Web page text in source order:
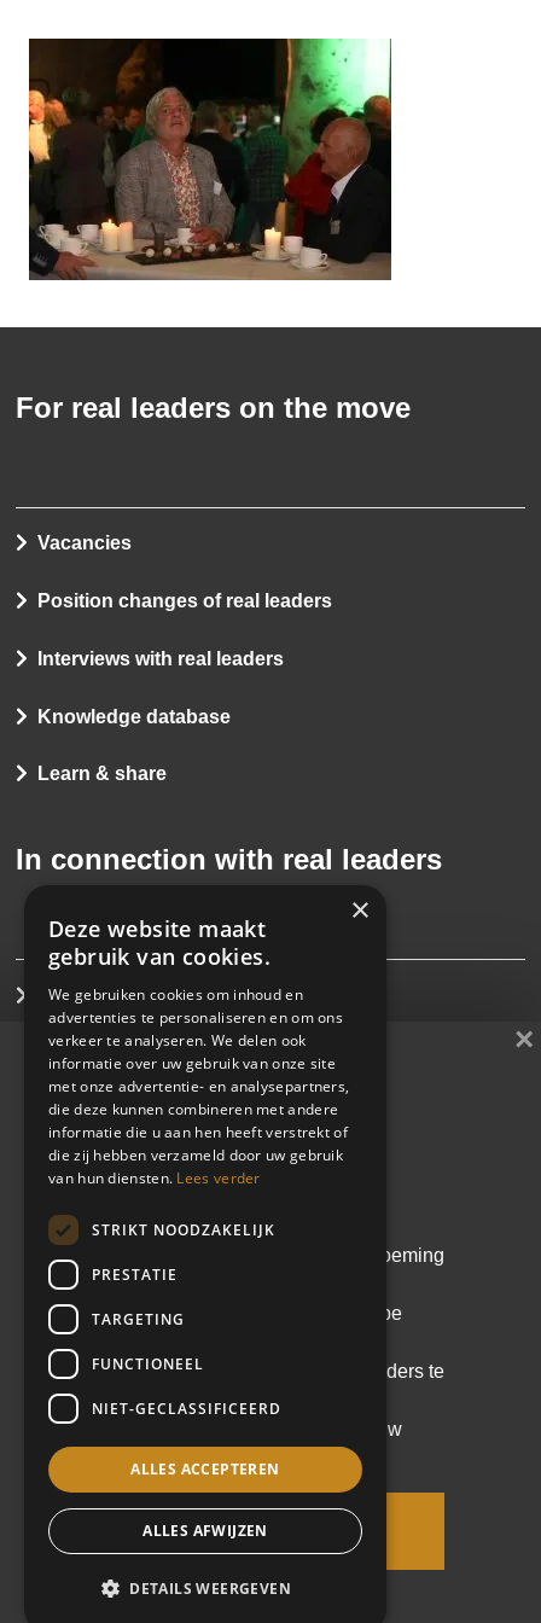
For real leaders on the move
Vacancies
Position changes of real leaders
Interviews with real leaders
Knowledge database
Learn & share
In connection with real leaders
Interim management
Direct search
Cases
Learn & share
Stay up to date
2026 Equipe
Privacy notice General terms and conditions
Whitepaper
De kunst van de juiste
Een doordachte leiderschapsbenoeming
voorkomt kostbare fouten. In deze
whitepaper lees je hoe een scherpe
Leiderschapsmodel helpen om leiders te
selecteren die echt passen bij de
context, cultuur en ambitie van jouw
organisatie.
Vraag de whitepaper
aan
×
×
Deze website maakt
gebruik van cookies.
We gebruiken cookies om inhoud en
advertenties te personaliseren en om ons
verkeer te analyseren. We delen ook
informatie over uw gebruik van onze site
met onze advertentie- en analysepartners,
die deze kunnen combineren met andere
informatie die u aan hen heeft verstrekt of
die zij hebben verzameld door uw gebruik
van hun diensten. Lees verder
STRIKT NOODZAKELIJK
PRESTATIE
TARGETING
FUNCTIONEEL
NIET-GECLASSIFICEERD
ALLES ACCEPTEREN
ALLES AFWIJZEN
DETAILS WEERGEVEN